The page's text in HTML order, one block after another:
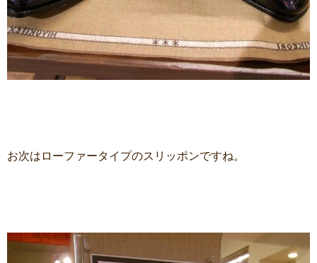
お次はローファータイプのスリッポンですね。